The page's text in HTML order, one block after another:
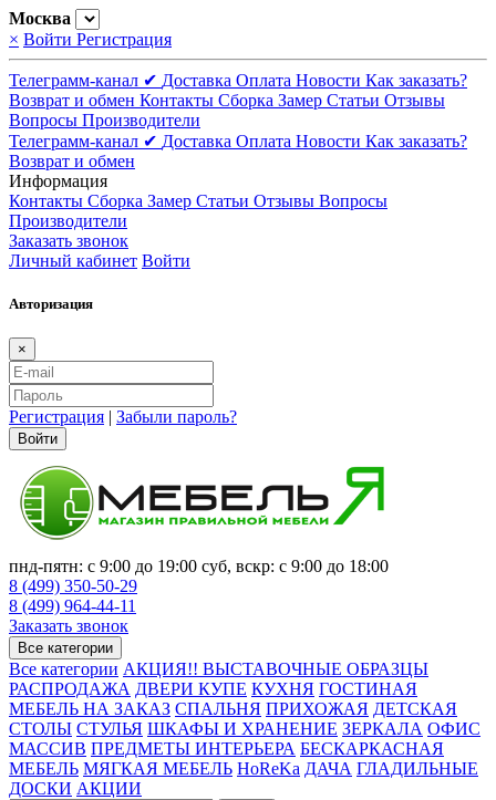
Москва
× Войти Регистрация
Телеграмм-канал ✔ Доставка Оплата Новости Как заказать?
Возврат и обмен Контакты Сборка Замер Статьи Отзывы
Вопросы Производители
Телеграмм-канал ✔ Доставка Оплата Новости Как заказать?
Возврат и обмен
Информация
Контакты Сборка Замер Статьи Отзывы Вопросы
Производители
Заказать звонок
Личный кабинет Войти
Авторизация
×
Регистрация | Забыли пароль?
Войти
пнд-пятн: с 9:00 до 19:00 суб, вскр: с 9:00 до 18:00
8 (499) 350-50-29
8 (499) 964-44-11
Заказать звонок
Все категории
Все категории АКЦИЯ!! ВЫСТАВОЧНЫЕ ОБРАЗЦЫ
РАСПРОДАЖА ДВЕРИ КУПЕ КУХНЯ ГОСТИНАЯ
МЕБЕЛЬ НА ЗАКАЗ СПАЛЬНЯ ПРИХОЖАЯ ДЕТСКАЯ
СТОЛЫ СТУЛЬЯ ШКАФЫ И ХРАНЕНИЕ ЗЕРКАЛА ОФИС
МАССИВ ПРЕДМЕТЫ ИНТЕРЬЕРА БЕСКАРКАСНАЯ
МЕБЕЛЬ МЯГКАЯ МЕБЕЛЬ HoReKa ДАЧА ГЛАДИЛЬНЫЕ
ДОСКИ АКЦИИ